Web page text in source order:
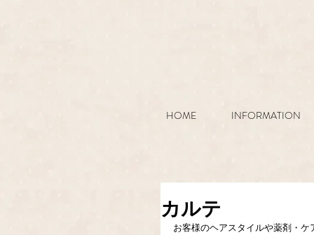
HOME INFORMATION
カルテ
お客様のヘアスタイルや薬剤・